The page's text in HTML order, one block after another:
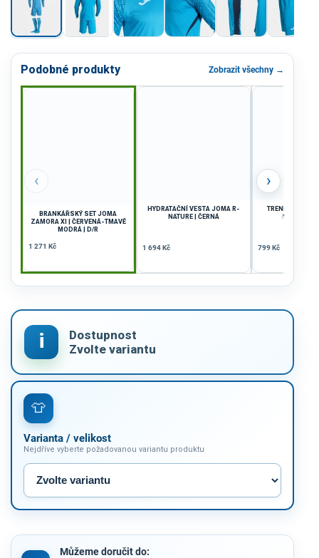
Podobné produkty Zobrazit všechny →
‹
BRANKÁŘSKÝ SET JOMA
ZAMORA XI | ČERVENÁ-TMAVĚ
MODRÁ | D/R
1 271 Kč
HYDRATAČNÍ VESTA JOMA R-
NATURE | ČERNÁ
1 694 Kč
TRENKY
NATURE|
799 Kč
›
Varianta / velikost
Nejdříve vyberte požadovanou variantu produktu
Můžeme doručit do: